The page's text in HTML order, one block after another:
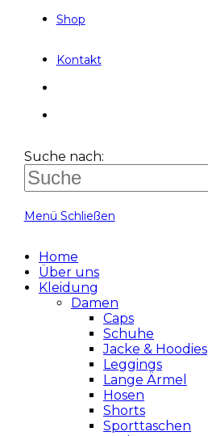
Shop
Kontakt
Suche nach:
Menü Schließen
Home
Über uns
Kleidung
Damen
Caps
Schuhe
Jacke & Hoodies
Leggings
Lange Ärmel
Hosen
Shorts
Sporttaschen